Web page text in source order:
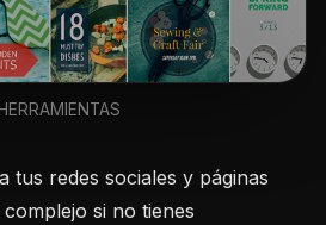
HERRAMIENTAS
tus redes sociales y páginas
si no tienes